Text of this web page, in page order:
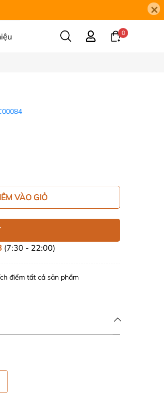
×
0
VÀO GIỎ
(7:30 - 22:00)
điểm tất cả sản phẩm